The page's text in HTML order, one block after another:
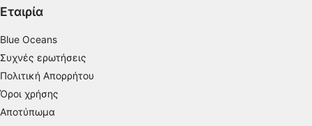
Εταιρία
Blue Oceans
Συχνές ερωτήσεις
Πολιτική Απορρήτου
Όροι χρήσης
Αποτύπωμα
περιεχομένου
Χρήση προφίλ για επιλογή εξατομικευμένου
περιεχομένου
Μέτρηση της διαφημιστικής απόδοσης